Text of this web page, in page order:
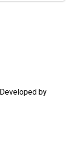
by